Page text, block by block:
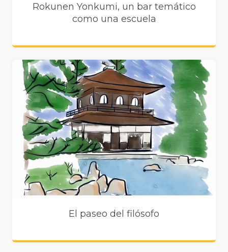
Rokunen Yonkumi, un bar temático
como una escuela
El paseo del filósofo